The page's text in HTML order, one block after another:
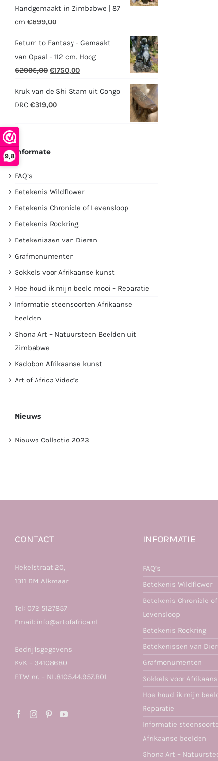
9,8
Handgemaakt in Zimbabwe | 87
cm €899,00
Return to Fantasy - Gemaakt
van Opaal - 112 cm. Hoog
€2995,00 Oorspronkelijke
was:
€2995,00.
€1750,00Huidige
Kruk van de Shi Stam uit Congo
DRC €319,00
Informate
FAQ’s
Betekenis Wildflower
Betekenis Chronicle of Levensloop
Betekenis Rockring
Betekenissen van Dieren
Grafmonumenten
Sokkels voor Afrikaanse kunst
Hoe houd ik mijn beeld mooi – Reparatie
Informatie steensoorten Afrikaanse
beelden
Shona Art – Natuursteen Beelden uit
Zimbabwe
Kadobon Afrikaanse kunst
Art of Africa Video’s
Nieuws
Nieuwe Collectie 2023
CONTACT
Hekelstraat 20,
1811 BM Alkmaar
Tel: 072 5127857
Email: info@artofafrica.nl
Bedrijfsgegevens
KvK – 34108680
BTW nr. – NL.8105.44.957.B01
INFORMATIE
FAQ’s
Betekenis Wildflower
Betekenis Chronicle of
Levensloop
Betekenis Rockring
Betekenissen van
Grafmonumenten
Sokkels voor
Hoe houd ik mijn
Reparatie
Informatie
Afrikaanse beelden
Shona Art –